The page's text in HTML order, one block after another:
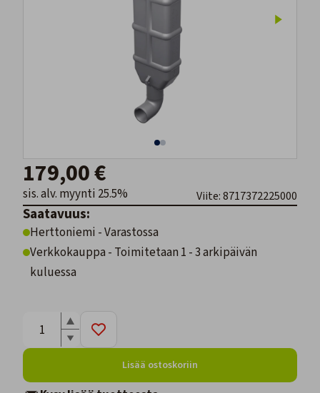
179,00 €
sis. alv. myynti 25.5% Viite: 8717372225000
Saatavuus:
Herttoniemi - Varastossa
Verkkokauppa - Toimitetaan 1 - 3 arkipäivän
kuluessa
Lisää ostoskoriin